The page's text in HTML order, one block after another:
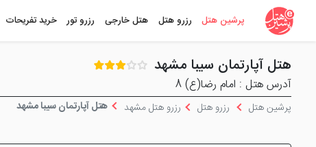
پرشین هتل رزرو هتل هتل خارجی رزرو تور خرید تفریحات
هتل آپارتمان سیبا مشهد
آدرس هتل : امام رضا(ع) 8
پرشین هتل رزرو هتل رزرو هتل مشهد هتل آپارتمان سیبا مشهد